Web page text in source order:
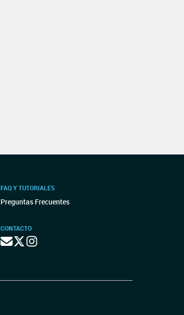
FAQ Y TUTORIALES
Preguntas Frecuentes
CONTACTO